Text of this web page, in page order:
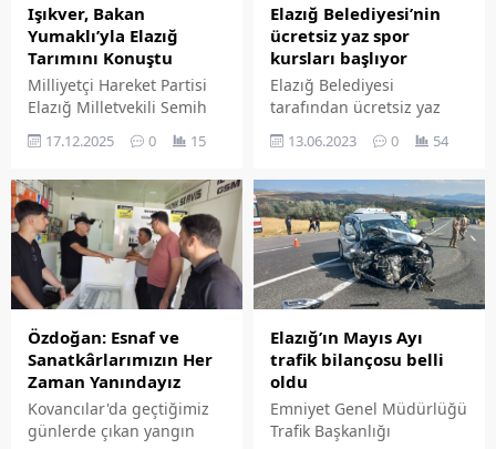
Işıkver, Bakan
Yumaklı’yla Elazığ
Tarımını Konuştu
Milliyetçi Hareket Partisi
Elazığ Milletvekili Semih
Millet Meclisi 2026 yılı
öncesinde Tarım ve
Orman Bakanı İbrahim
Yumaklı'yla bir araya
geldi. Işıkver görüşmede
Elazığ tarımı için çok
önemli olan Sulama
Projeleri, Elazığ'da Bağcılık
Araştırma Enstitüsü
kurulması, Baskil Gıda
OSB ve Baskil Altunuşağı
köyündeki sulama
projesinin
17.12.2025 0 15
Elazığ Belediyesi’nin
ücretsiz yaz spor
kursları başlıyor
Elazığ Belediyesi
tarafından ücretsiz yaz
Kurslara başvurular 16
13.06.2023 0 54
Özdoğan: Esnaf ve
Sanatkârlarımızın Her
Zaman Yanındayız
Kovancılar'da geçtiğimiz
günlerde çıkan yangın
Elazığ’ın Mayıs Ayı
trafik bilançosu belli
oldu
Emniyet Genel Müdürlüğü
Trafik Başkanlığı